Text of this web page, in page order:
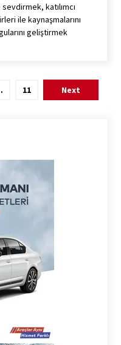
katılımcı
ile kaynaşmalarını
geliştirmek
11 Next